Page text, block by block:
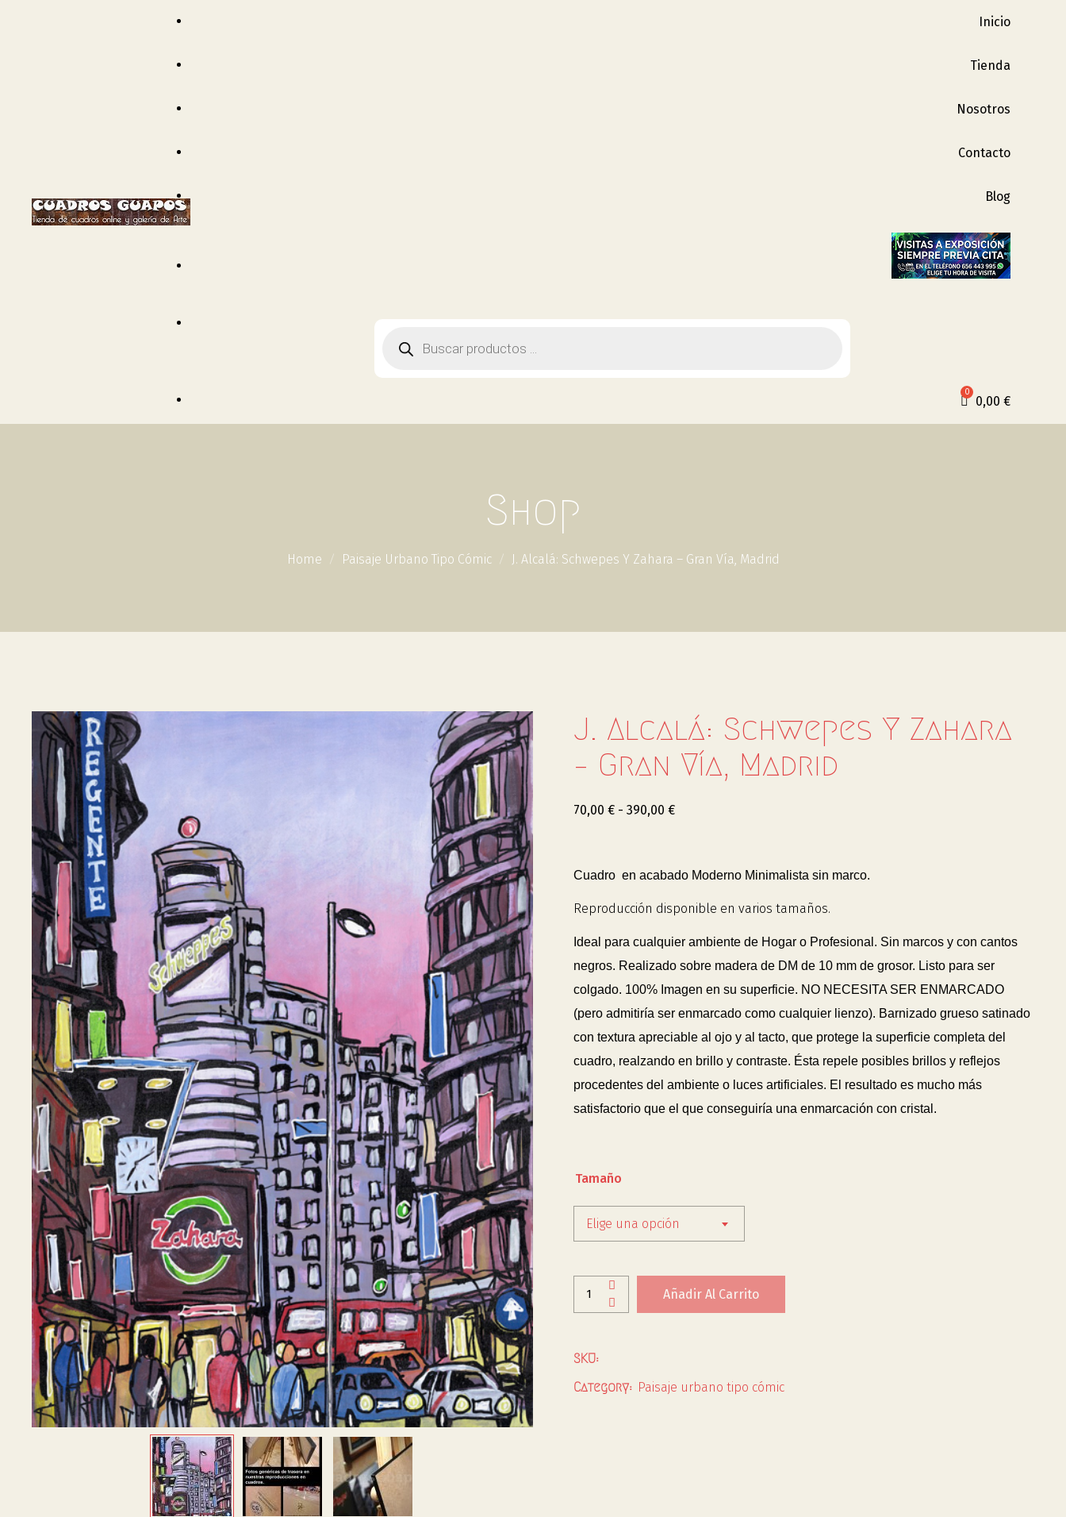
Inicio
Tienda
Nosotros
Contacto
Blog
0,00 €
Shop
Home Paisaje Urbano Tipo Cómic J. Alcalá: Schwepes Y Zahara – Gran Vía, Madrid
J. Alcalá: Schwepes Y Zahara
– Gran Vía, Madrid
70,00 € - 390,00 €
Cuadro en acabado Moderno Minimalista sin marco.
Reproducción disponible en varios tamaños.
Ideal para cualquier ambiente de Hogar o Profesional. Sin marcos y con cantos
negros. Realizado sobre madera de DM de 10 mm de grosor. Listo para ser
colgado. 100% Imagen en su superficie. NO NECESITA SER ENMARCADO
(pero admitiría ser enmarcado como cualquier lienzo). Barnizado grueso satinado
con textura apreciable al ojo y al tacto, que protege la superficie completa del
cuadro, realzando en brillo y contraste. Ésta repele posibles brillos y reflejos
procedentes del ambiente o luces artificiales. El resultado es mucho más
satisfactorio que el que conseguiría una enmarcación con cristal.
Tamaño
Elige una opción
Añadir Al Carrito
SKU:
Category: Paisaje urbano tipo cómic